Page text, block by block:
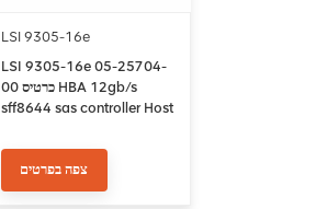
LSI 9305-16e
LSI 9305-16e 05-25704-
00 כרטיס HBA 12gb/s
sff8644 sas controller Host
צפה בפרטים